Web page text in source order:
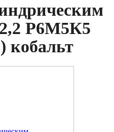
Р6М5К5
кобальт